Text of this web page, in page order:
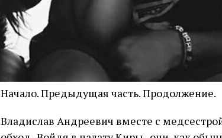
Начало. Предыдущая часть. Продолжение.
Владислав Андреевич вместе с